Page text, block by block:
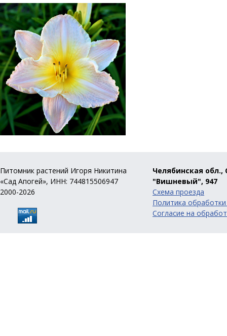
Питомник растений Игоря Никитина
«Сад Апогей», ИНН: 744815506947
2000-2026
Челябинская обл.,
"Вишневый", 947
Схема проезда
Политика
Согласие на